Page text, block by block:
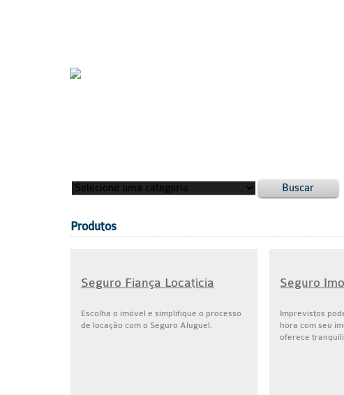
Buscar
Produtos
Seguro Fiança Locatícia
Escolha o imóvel e simplifique o processo
de locação com o Seguro Aluguel.
Seguro
Imprevistos
hora com seu
oferece